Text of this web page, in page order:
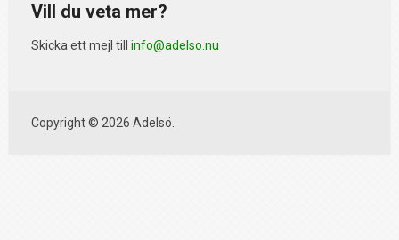
Vill du veta mer?
Skicka ett mejl till info@adelso.nu
Copyright © 2026 Adelsö.